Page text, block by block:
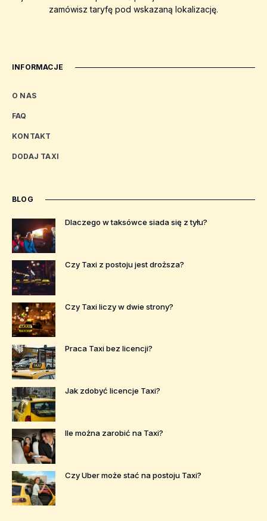
zamówisz taryfę pod wskazaną lokalizację.
INFORMACJE
O NAS
FAQ
KONTAKT
DODAJ TAXI
BLOG
Dlaczego w taksówce siada się z tyłu?
Czy Taxi z postoju jest droższa?
Czy Taxi liczy w dwie strony?
Praca Taxi bez licencji?
Jak zdobyć licencje Taxi?
Ile można zarobić na Taxi?
Czy Uber może stać na postoju Taxi?